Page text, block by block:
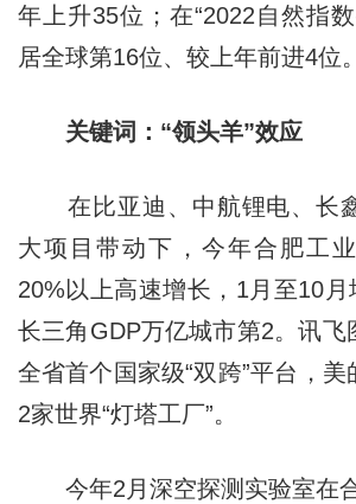
年上升35位；在“2022自然指
居全球第16位、较上年前进4位。
关键词：“领头羊”效应
在比亚迪、中航锂电、长
大项目带动下，今年合肥工
20%以上高速增长，1月至10
长三角GDP万亿城市第2。讯飞
全省首个国家级“双跨”平台，
2家世界“灯塔工厂”。
今年2月深空探测实验室在合